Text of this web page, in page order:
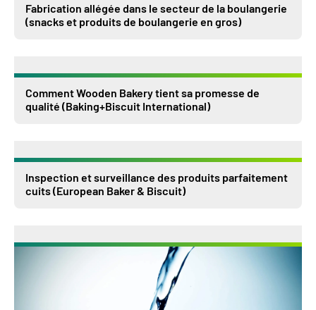
Fabrication allégée dans le secteur de la boulangerie
(snacks et produits de boulangerie en gros)
Comment Wooden Bakery tient sa promesse de
qualité (Baking+Biscuit International)
Inspection et surveillance des produits parfaitement
cuits (European Baker & Biscuit)